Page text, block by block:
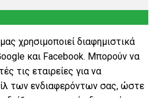
χρησιμοποιεί διαφημιστικά
και Facebook. Μπορούν να
τις εταιρείες για να
των ενδιαφερόντων σας, ώστε